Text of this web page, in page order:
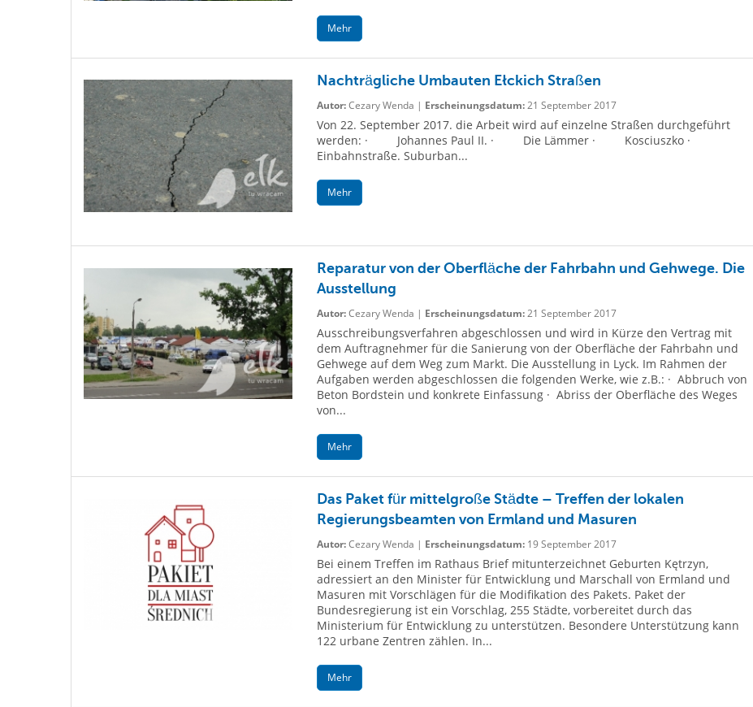
Mehr
Nachträgliche Umbauten Ełckich Straßen
Autor:Cezary Wenda | Erscheinungsdatum:21 September 2017
Von 22. September 2017. die Arbeit wird auf einzelne Straßen durchgeführt
werden: · Johannes Paul II. · Die Lämmer · Kosciuszko ·
Einbahnstraße. Suburban...
Mehr
Reparatur von der Oberfläche der Fahrbahn und Gehwege. Die
Ausstellung
Autor:Cezary Wenda | Erscheinungsdatum:21 September 2017
Ausschreibungsverfahren abgeschlossen und wird in Kürze den Vertrag mit
dem Auftragnehmer für die Sanierung von der Oberfläche der Fahrbahn und
Gehwege auf dem Weg zum Markt. Die Ausstellung in Lyck. Im Rahmen der
Aufgaben werden abgeschlossen die folgenden Werke, wie z.B.: · Abbruch von
Beton Bordstein und konkrete Einfassung · Abriss der Oberfläche des Weges
von...
Mehr
Das Paket für mittelgroße Städte – Treffen der lokalen
Regierungsbeamten von Ermland und Masuren
Autor:Cezary Wenda | Erscheinungsdatum:19 September 2017
Bei einem Treffen im Rathaus Brief mitunterzeichnet Geburten Kętrzyn,
adressiert an den Minister für Entwicklung und Marschall von Ermland und
Masuren mit Vorschlägen für die Modifikation des Pakets. Paket der
Bundesregierung ist ein Vorschlag, 255 Städte, vorbereitet durch das
Ministerium für Entwicklung zu unterstützen. Besondere Unterstützung kann
122 urbane Zentren zählen. In...
Mehr